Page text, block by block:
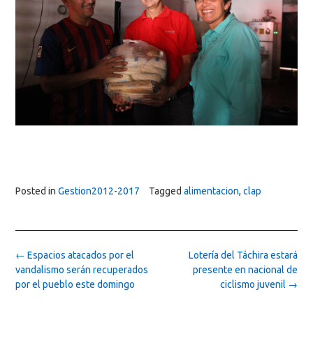
Posted in Gestion2012-2017 Tagged alimentacion, clap
Post
navigation
Lotería del Táchira estará
presente en nacional de
ciclismo juvenil →
← Espacios atacados por el
vandalismo serán recuperados
por el pueblo este domingo